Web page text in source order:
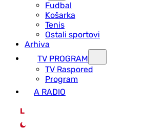
Fudbal
Košarka
Tenis
Ostali sportovi
Arhiva
TV PROGRAM
ТV Raspored
Program
A RADIO
L